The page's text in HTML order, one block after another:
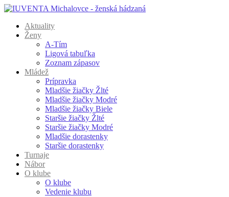
Aktuality
Ženy
A-Tím
Ligová tabuľka
Zoznam zápasov
Mládež
Prípravka
Mladšie žiačky Žlté
Mladšie žiačky Modré
Mladšie žiačky Biele
Staršie žiačky Žlté
Staršie žiačky Modré
Mladšie dorastenky
Staršie dorastenky
Turnaje
Nábor
O klube
O klube
Vedenie klubu